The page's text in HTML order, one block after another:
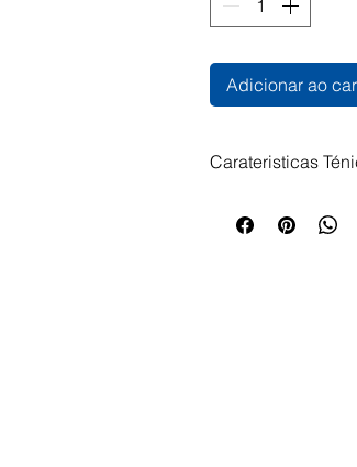
Adicionar ao
Carateristicas
profissional às